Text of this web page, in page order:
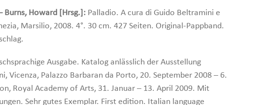
Burns, Howard [Hrsg.]: Palladio. A cura di Guido Beltramini e
Marsilio, 2008. 4°. 30 cm. 427 Seiten. Original-Pappband.
Ausgabe. Katalog anlässlich der Ausstellung
Vicenza, Palazzo Barbaran da Porto, 20. September 2008 – 6.
Royal Academy of Arts, 31. Januar – 13. April 2009. Mit
Sehr gutes Exemplar. First edition. Italian language